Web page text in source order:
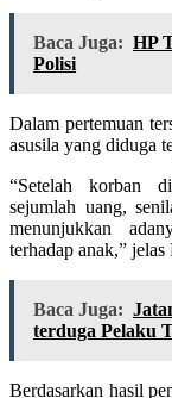
Baca Juga: HP
Polisi
Dalam pertemuan
asusila yang diduga
“Setelah korban
sejumlah uang,
menunjukkan
terhadap anak,” jelas
Baca Juga:
terduga Pelaku
Berdasarkan hasil